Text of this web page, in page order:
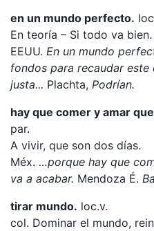
en un mundo perfecto.
En teoría – Si todo va bien.
EEUU. En un mundo
fondos para recaudar
justa... Plachta, Podrían.
hay que comer y amar
par.
A vivir, que son dos días.
Méx. …porque hay que
va a acabar. Mendoza É.
tirar mundo. loc.v.
col. Dominar el mundo,